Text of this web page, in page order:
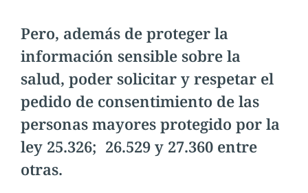
Pero, además de proteger la
información sensible sobre la
salud, poder solicitar y respetar el
pedido de consentimiento de las
personas mayores protegido por la
ley 25.326; 26.529 y 27.360 entre
otras.